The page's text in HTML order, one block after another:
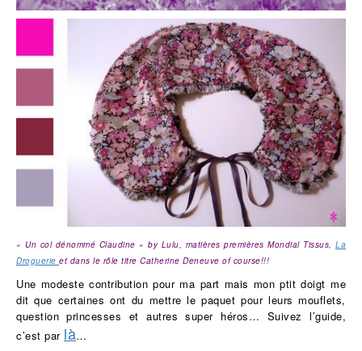
« Un col dénommé Claudine » by Lulu, matières premières Mondial Tissus, La
Droguerie et dans le rôle titre Catherine Deneuve of course!!!
Une modeste contribution pour ma part mais mon ptit doigt me
dit que certaines ont du mettre le paquet pour leurs mouflets,
question princesses et autres super héros… Suivez l’guide,
c’est par là…